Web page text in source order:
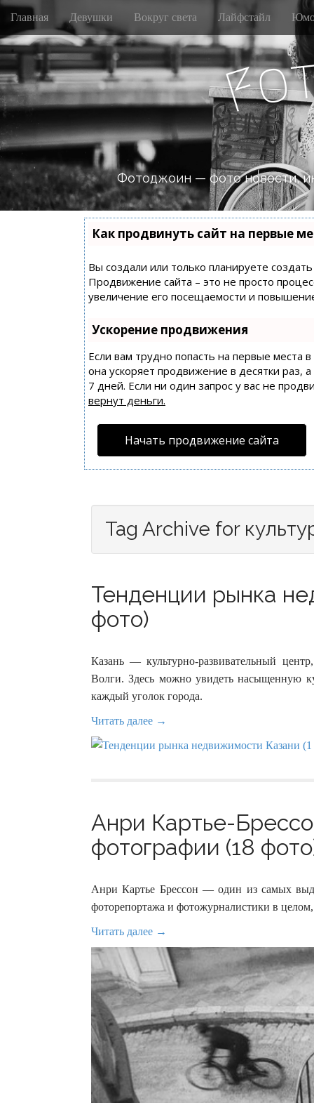
M
i
n
m
e
n
u
S
i
p
t
o
c
o
n
t
e
Главная Девушки Вокруг света Лайфстайл
Fo
Фотоджоин — фото новости,
Как продвинуть сайт на первые
Вы создали или только планируете
Продвижение сайта – это не просто
увеличение его посещаемости и
Ускорение продвижения
Если вам трудно попасть на первые места
она ускоряет продвижение в десятки раз,
7 дней. Если ни один запрос у вас не
вернут деньги.
Начать продвижение сайта
Tag Archive for
Тенденции рынка
фото)
Казань — культурно-развивательный
Волги. Здесь можно увидеть насыщенную
каждый уголок города.
Читать далее →
Анри Картье-
фотографии (18
Анри Картье Брессон — один из самых
фоторепортажа и фотожурналистики в
Читать далее →